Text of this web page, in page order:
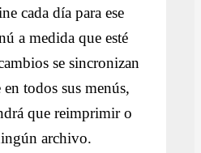
cada día para ese
a medida que esté
se sincronizan
todos sus menús,
que reimprimir o
archivo.